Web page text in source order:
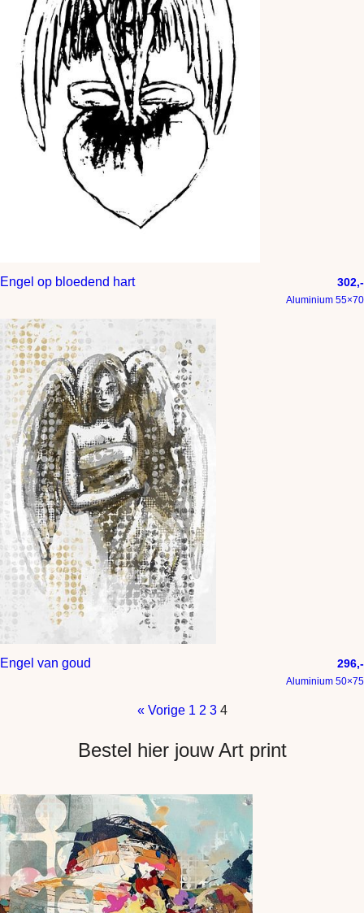
Engel op bloedend hart 302,-
Aluminium 55×70
Engel van goud 296,-
Aluminium 50×75
« Vorige 1 2 3 4
Bestel hier jouw Art print